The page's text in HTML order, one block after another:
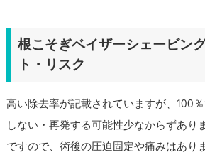
根こそぎベイザーシェービン
ト・リスク
高い除去率が記載されていますが、100
しない・再発する可能性少なからずあり
ですので、術後の圧迫固定や痛みはありま